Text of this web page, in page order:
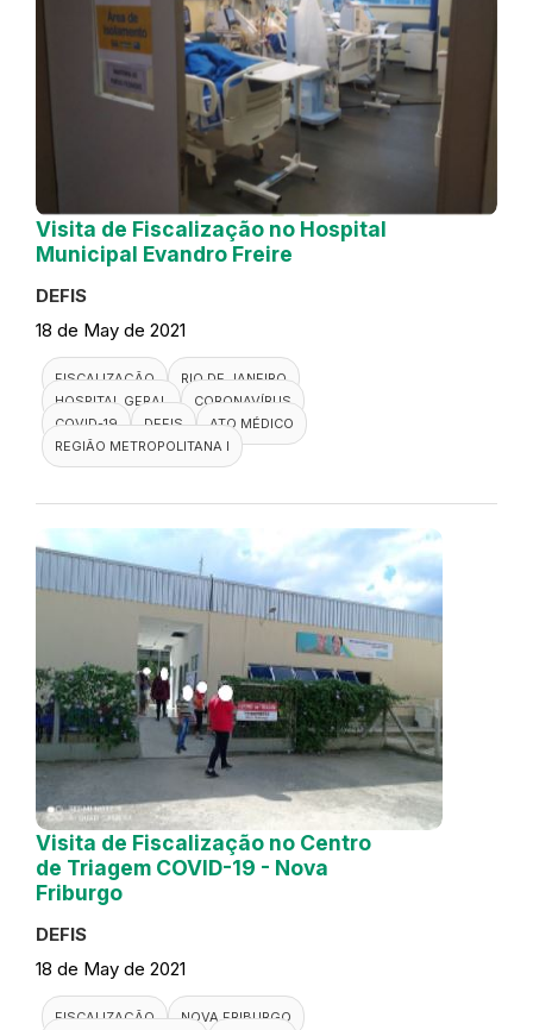
Visita de Fiscalização no Hospital
Municipal Evandro Freire
DEFIS
18 de May de 2021
FISCALIZAÇÃO
RIO DE JANEIRO
HOSPITAL GERAL
CORONAVÍRUS
COVID-19
DEFIS
ATO MÉDICO
REGIÃO METROPOLITANA I
Visita de Fiscalização no Centro
de Triagem COVID-19 - Nova
Friburgo
DEFIS
18 de May de 2021
FISCALIZAÇÃO
NOVA FRIBURGO